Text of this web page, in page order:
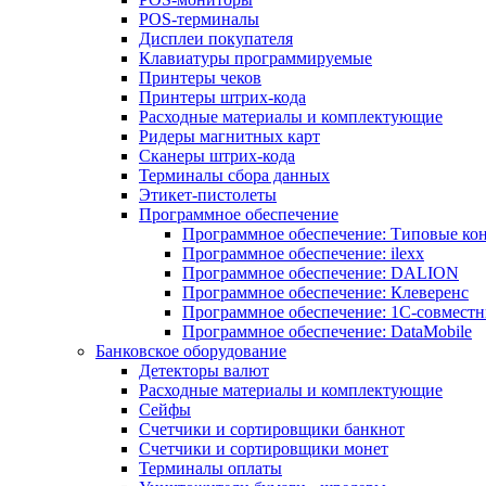
POS-терминалы
Дисплеи покупателя
Клавиатуры программируемые
Принтеры чеков
Принтеры штрих-кода
Расходные материалы и комплектующие
Ридеры магнитных карт
Сканеры штрих-кода
Терминалы сбора данных
Этикет-пистолеты
Программное обеспечение
Программное обеспечение: Типовые
Программное обеспечение: ilexx
Программное обеспечение: DALION
Программное обеспечение: Клеверенс
Программное обеспечение: 1С-
Программное обеспечение: DataMobile
Банковское оборудование
Детекторы валют
Расходные материалы и комплектующие
Сейфы
Счетчики и сортировщики банкнот
Счетчики и сортировщики монет
Терминалы оплаты